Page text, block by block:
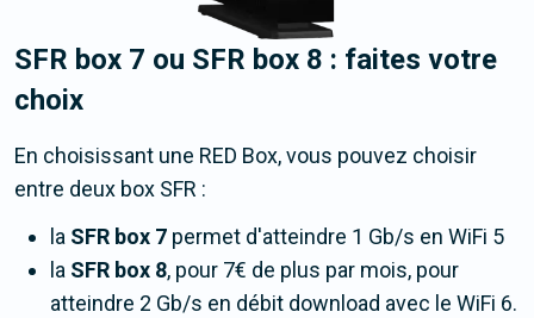
SFR box 7 ou SFR box 8 : faites votre
choix
En choisissant une RED Box, vous pouvez choisir
entre deux box SFR :
la SFR box 7 permet d'atteindre 1 Gb/s en WiFi 5
la SFR box 8, pour 7€ de plus par mois, pour
atteindre 2 Gb/s en débit download avec le WiFi 6.